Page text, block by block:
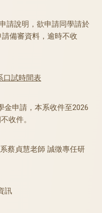
請說明，欲申請同學請於
備審資料，逾時不收
口試時間表
金申請，本系收件至2026
收件。
蔡貞慧老師 誠徵專任研
訊